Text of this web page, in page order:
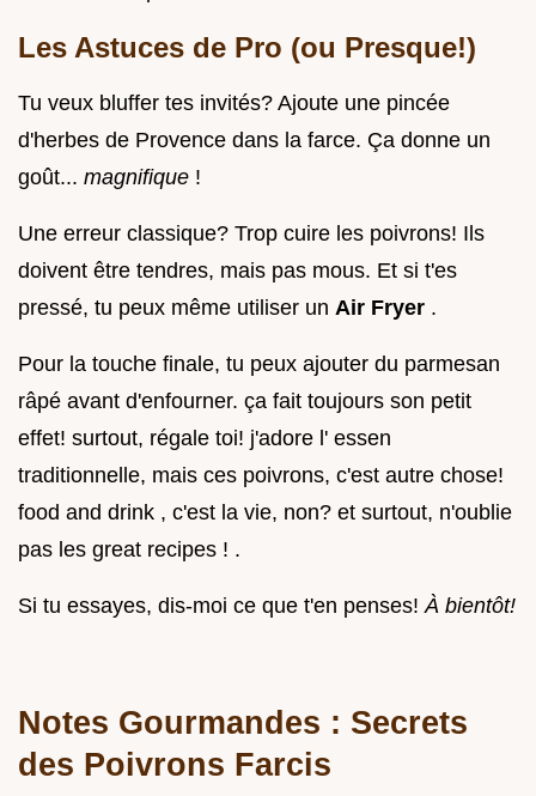
Les Astuces de Pro (ou Presque!)
Tu veux bluffer tes invités? Ajoute une pincée
d'herbes de Provence dans la farce. Ça donne un
goût... magnifique !
Une erreur classique? Trop cuire les poivrons! Ils
doivent être tendres, mais pas mous. Et si t'es
pressé, tu peux même utiliser un Air Fryer .
Pour la touche finale, tu peux ajouter du parmesan
râpé avant d'enfourner. ça fait toujours son petit
effet! surtout, régale toi! j'adore l' essen
traditionnelle, mais ces poivrons, c'est autre chose!
food and drink , c'est la vie, non? et surtout, n'oublie
pas les great recipes ! .
Si tu essayes, dis-moi ce que t'en penses! À bientôt!
Notes Gourmandes : Secrets
des Poivrons Farcis